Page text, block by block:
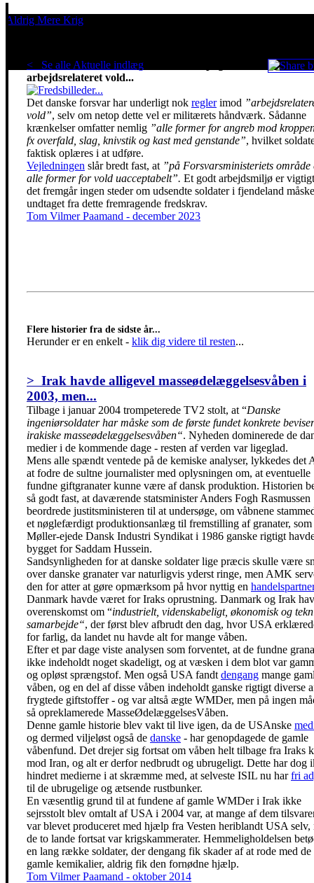
Aldrig Mere Krig
< Se alle Aktuelle indlæg
arbejdsrelateret vold...
Det danske forsvar har underligt nok reglerimod
vold”, selv om netop dette vel er militærets håndværk. Sådanne
krænkelser omfatter nemlig ”alle former for angreb mod
fx overfald, slag, knivstik og kast med genstande”, hvilket
faktisk oplæres i at udføre.
Vejledningen slår bredt fast, at ”på Forsvarsministeriets område
alle former for vold uacceptabelt”. Et godt arbejdsmiljø er
det fremgår ingen steder om udsendte soldater i fjendeland
undtaget fra dette fremragende fredskrav.
Tom Vilmer Paamand - december 2023
Flere historier fra de sidste år...
Herunder er en enkelt - klik dig videre til resten...
> Irak havde alligevel masseødelæggelsesvåben i
2003, men...
Tilbage i januar 2004 trompeterede TV2 stolt, at “Danske
ingeniørsoldater har måske som de første fundet konkrete
irakiske masseødelæggelsesvåben“. Nyheden dominerede de
medier i de kommende dage - resten af verden var ligeglad.
Mens alle spændt ventede på de kemiske analyser, lykkedes det
at fodre de sultne journalister med oplysningen om, at eventuelle
fundne giftgranater kunne være af dansk produktion. Historien
så godt fast, at daværende statsminister Anders Fogh Rasmussen
beordrede justitsministeren til at undersøge, om våbnene
et nøglefærdigt produktionsanlæg til fremstilling af granater, som
Møller-ejede Dansk Industri Syndikat i 1986 ganske rigtigt
bygget for Saddam Hussein.
Sandsynligheden for at danske soldater lige præcis skulle være
over danske granater var naturligvis yderst ringe, men AMK
den for atter at gøre opmærksom på hvor nyttig en
Danmark havde været for Iraks oprustning. Danmark og Irak
overenskomst om “industrielt, videnskabeligt, økonomisk og
samarbejde“, der først blev afbrudt den dag, hvor USA
for farlig, da landet nu havde alt for mange våben.
Efter et par dage viste analysen som forventet, at de fundne
ikke indeholdt noget skadeligt, og at væsken i dem blot var
og opløst sprængstof. Men også USA fandt dengang mange
våben, og en del af disse våben indeholdt ganske rigtigt diverse
frygtede giftstoffer - og var altså ægte WMDer, men på ingen
så opreklamerede MasseØdelæggelsesVåben.
Denne gamle historie blev vakt til live igen, da de USAnske
og dermed viljeløst også de danske - har genopdagede de gamle
våbenfund. Det drejer sig fortsat om våben helt tilbage fra Iraks
mod Iran, og alt er derfor nedbrudt og ubrugeligt. Dette har dog
hindret medierne i at skræmme med, at selveste ISIL nu harfri
til de ubrugelige og ætsende rustbunker.
En væsentlig grund til at fundene af gamle WMDer i Irak ikke
sejrsstolt blev omtalt af USA i 2004 var, at mange af dem
var blevet produceret med hjælp fra Vesten heriblandt USA selv,
de to lande fortsat var krigskammerater. Hemmeligholdelsen
en lang række soldater, der dengang fik skader af at rode med de
gamle kemikalier, aldrig fik den fornødne hjælp.
Tom Vilmer Paamand - oktober 2014